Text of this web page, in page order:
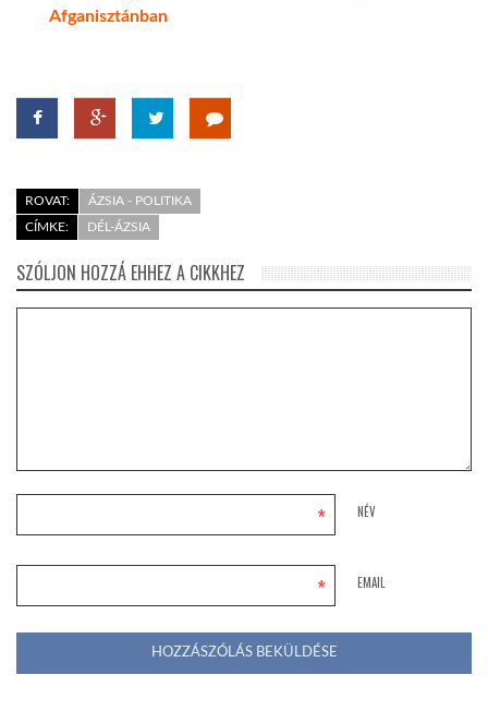
Afganisztánban
ROVAT:
ÁZSIA - POLITIKA
CÍMKE:
DÉL-ÁZSIA
SZÓLJON HOZZÁ EHHEZ A CIKKHEZ
NÉV
*
EMAIL
*